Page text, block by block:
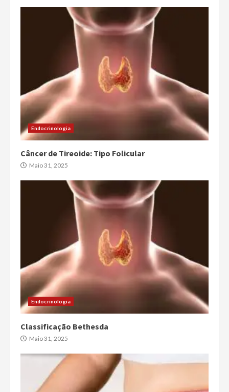
Endocrinologia
Câncer de Tireoide: Tipo Folicular
Maio 31, 2025
Endocrinologia
Classificação Bethesda
Maio 31, 2025